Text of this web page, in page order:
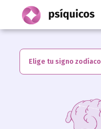
Elige tu signo zodíaco